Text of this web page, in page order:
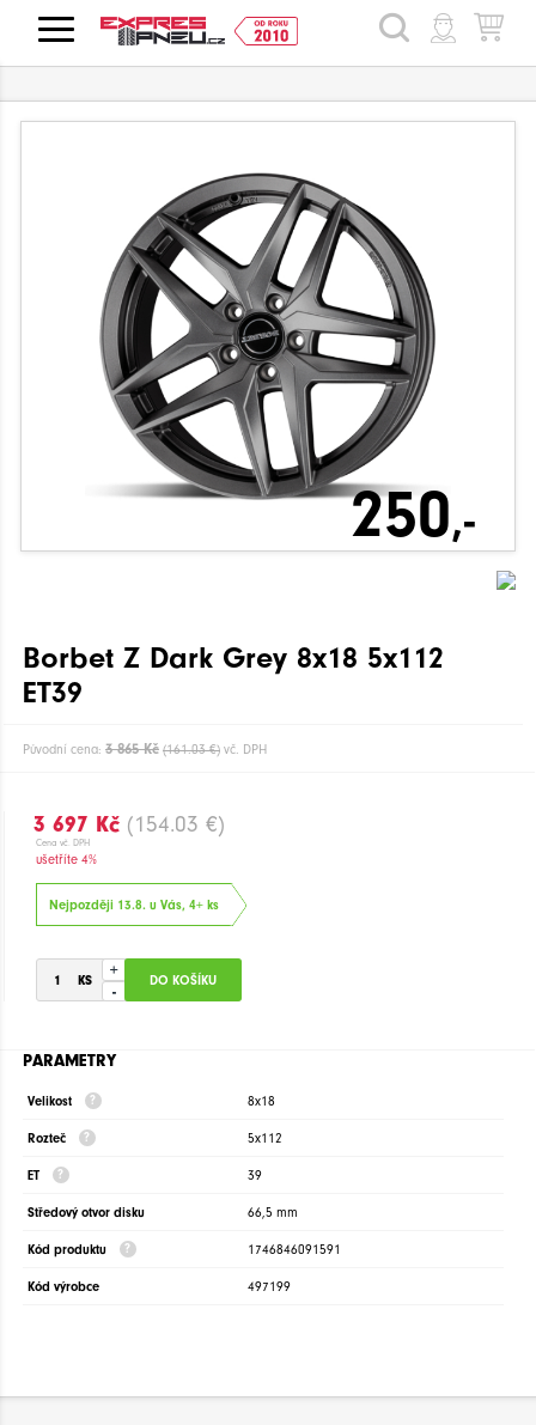
HLEDAT
250,-
Borbet Z Dark Grey 8x18 5x112
ET39
Původní cena: 3 865 Kč (161.03 €) vč. DPH
3 697 Kč (154.03 €)
Cena vč. DPH
ušetříte 4%
Nejpozději 13.8. u Vás, 4+ ks
+
-
PARAMETRY
Velikost 8x18
Rozteč 5x112
ET 39
Středový otvor disku 66,5 mm
Kód produktu 1746846091591
Kód výrobce 497199